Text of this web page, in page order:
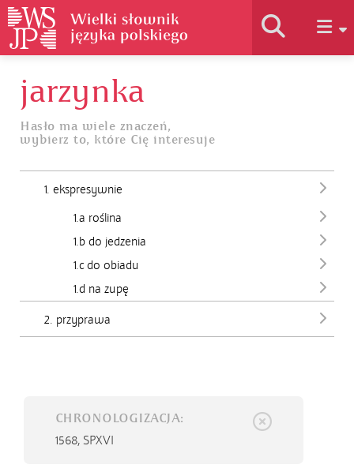
Historia słownika
Jak korzystać
Podstawy naukowe
jarzynka
Hasło ma wiele znaczeń,
wybierz to, które Cię interesuje
1. ekspresywnie
1.a roślina
1.b do jedzenia
1.c do obiadu
1.d na zupę
2. przyprawa
CHRONOLOGIZACJA:
1568, SPXVI